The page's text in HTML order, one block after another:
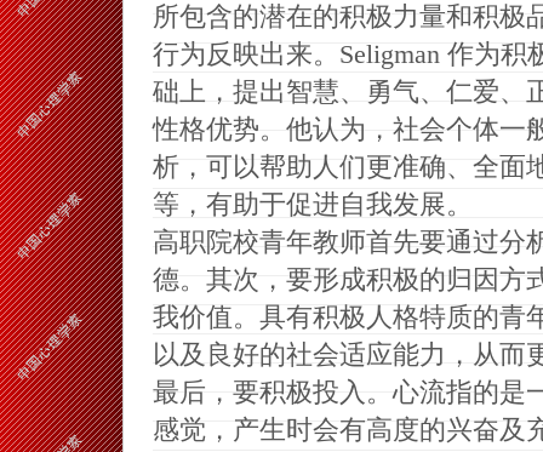
所包含的潜在的积极力量和积极
行为反映出来。 Seligman 作为积
础上，提出智慧、勇气、仁爱、
性格优势。他认为，社会个体一
析，可以帮助人们更准确、全面
等，有助于促进自我发展。
高职院校青年教师首先要通过分
德。其次，要形成积极的归因方
我价值。具有积极人格特质的青
以及良好的社会适应能力，从而
最后，要积极投入。心流指的是
感觉，产生时会有高度的兴奋及